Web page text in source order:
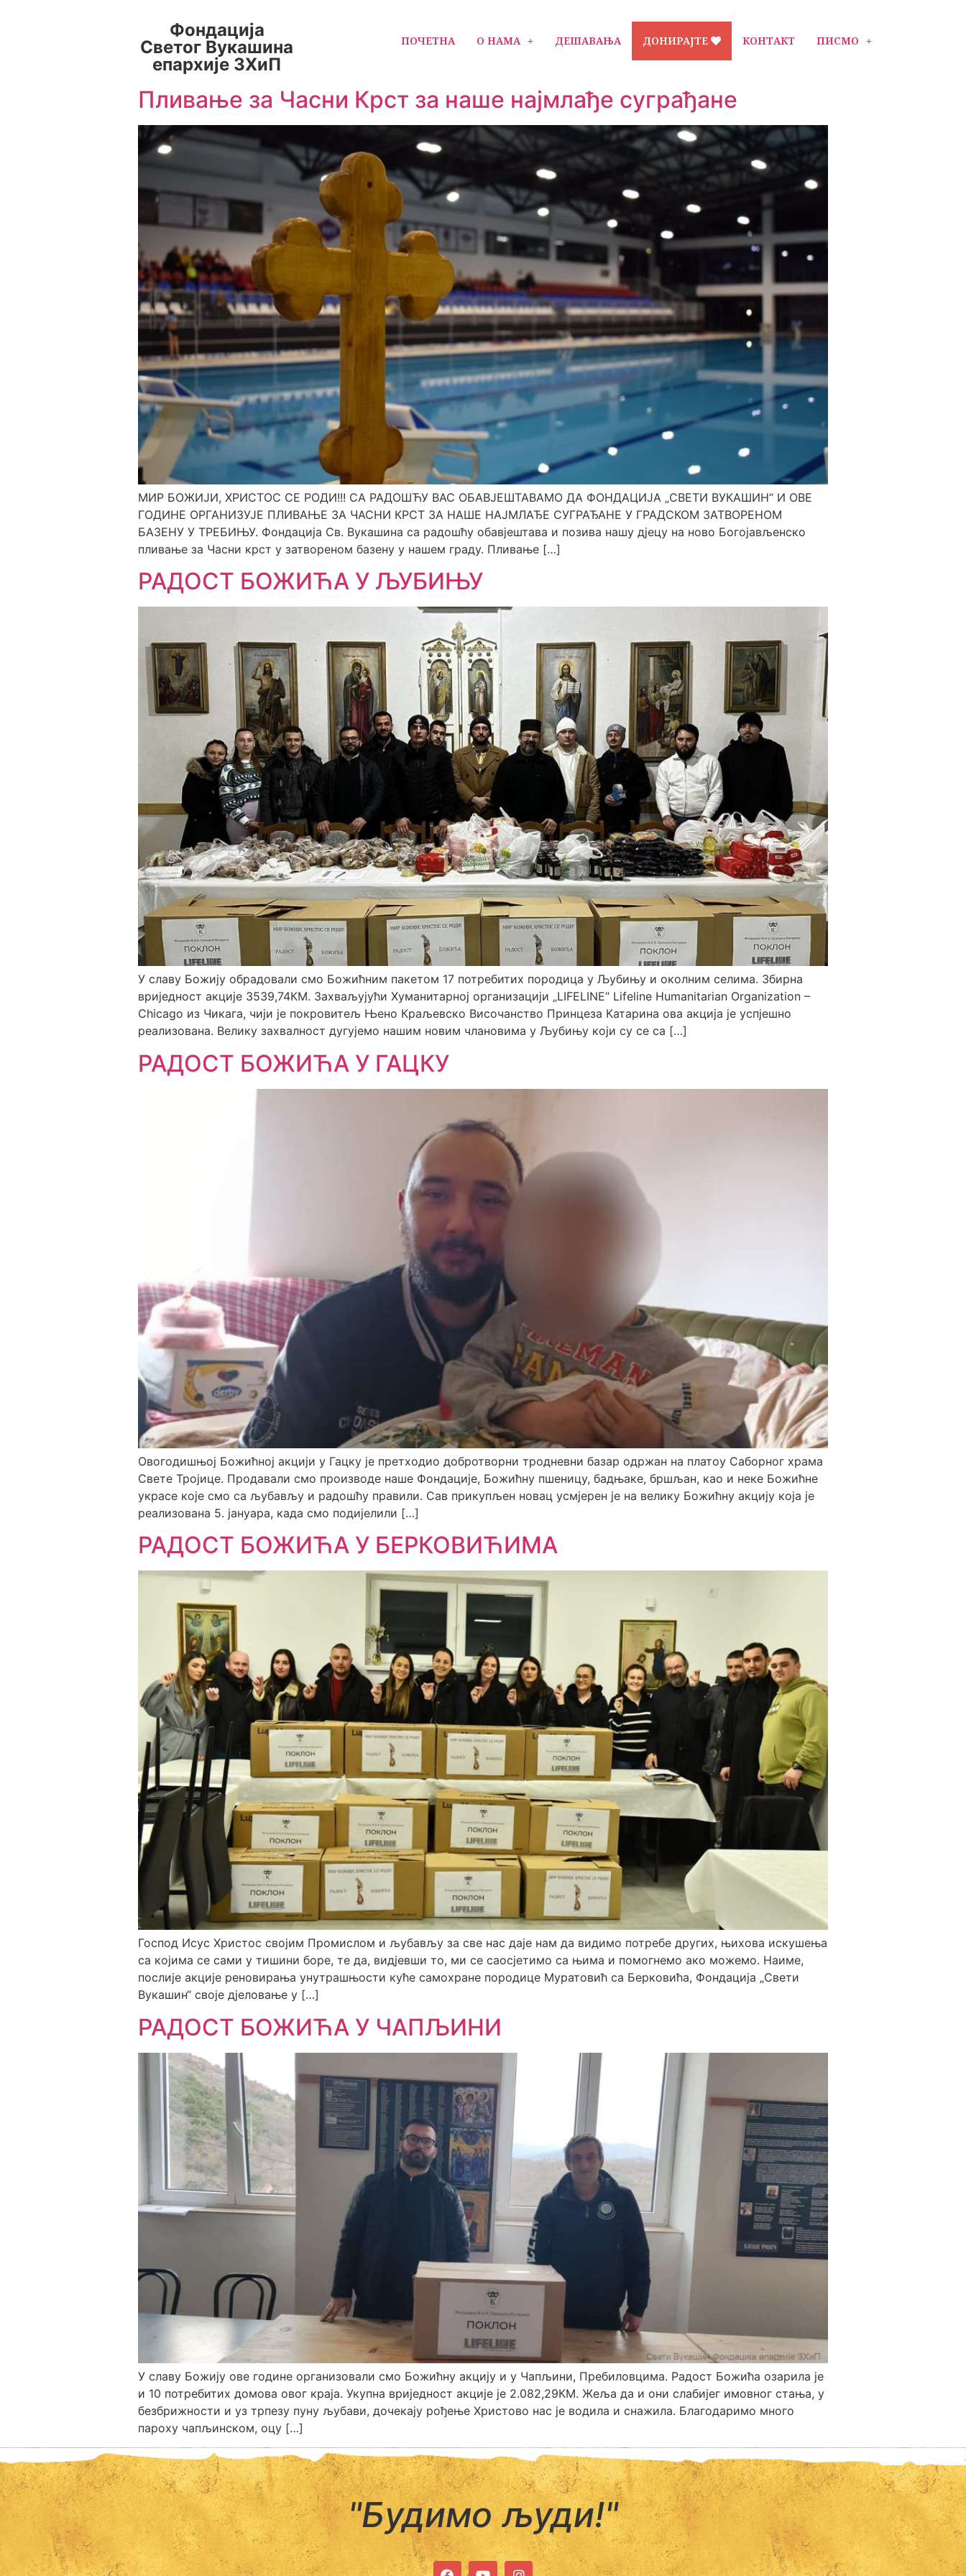
Фондација
Светог Вукашина
епархије ЗХиП
ПОЧЕТНА О НАМА ДЕШАВАЊА ДОНИРАЈТЕ КОНТАКТ ПИСМО
Пливање за Часни Крст за наше најмлађе суграђане
МИР БОЖИЈИ, ХРИСТОС СЕ РОДИ!!! СА РАДОШЋУ ВАС ОБАВЈЕШТАВАМО ДА ФОНДАЦИЈА „СВЕТИ ВУКАШИН“ И ОВЕ
ГОДИНЕ ОРГАНИЗУЈЕ ПЛИВАЊЕ ЗА ЧАСНИ КРСТ ЗА НАШЕ НАЈМЛАЂЕ СУГРАЂАНЕ У ГРАДСКОМ ЗАТВОРЕНОМ
БАЗЕНУ У ТРЕБИЊУ. Фондација Св. Вукашина са радошћу обавјештава и позива нашу дјецу на ново Богојављенско
пливање за Часни крст у затвореном базену у нашем граду. Пливање […]
РАДОСТ БОЖИЋА У ЉУБИЊУ
У славу Божију обрадовали смо Божићним пакетом 17 потребитих породица у Љубињу и околним селима. Збирна
вриједност акције 3539,74КМ. Захваљујући Хуманитарној организацији „LIFELINE“ Lifeline Humanitarian Organization –
Chicago из Чикага, чији је покровитељ Њено Краљевско Височанство Принцеза Катарина ова акција је успјешно
реализована. Велику захвалност дугујемо нашим новим члановима у Љубињу који су се са […]
РАДОСТ БОЖИЋА У ГАЦКУ
Овогодишњој Божићној акцији у Гацку је претходио добротворни тродневни базар одржан на платоу Саборног храма
Свете Тројице. Продавали смо производе наше Фондације, Божићну пшеницу, бадњаке, бршљан, као и неке Божићне
украсе које смо са љубављу и радошћу правили. Сав прикупљен новац усмјерен је на велику Божићну акцију која је
реализована 5. јануара, када смо подијелили […]
РАДОСТ БОЖИЋА У БЕРКОВИЋИМА
Господ Исус Христос својим Промислом и љубављу за све нас даје нам да видимо потребе других, њихова искушења
са којима се сами у тишини боре, те да, видјевши то, ми се саосјетимо са њима и помогнемо ако можемо. Наиме,
послије акције реновирања унутрашњости куће самохране породице Муратовић са Берковића, Фондација „Свети
Вукашин“ своје дјеловање у […]
РАДОСТ БОЖИЋА У ЧАПЉИНИ
У славу Божију ове године организовали смо Божићну акцију и у Чапљини, Пребиловцима. Радост Божића озарила је
и 10 потребитих домова овог краја. Укупна вриједност акције је 2.082,29КМ. Жеља да и они слабијег имовног стања, у
безбрижности и уз трпезу пуну љубави, дочекају рођење Христово нас је водила и снажила. Благодаримо много
пароху чапљинском, оцу […]
"Будимо људи!"